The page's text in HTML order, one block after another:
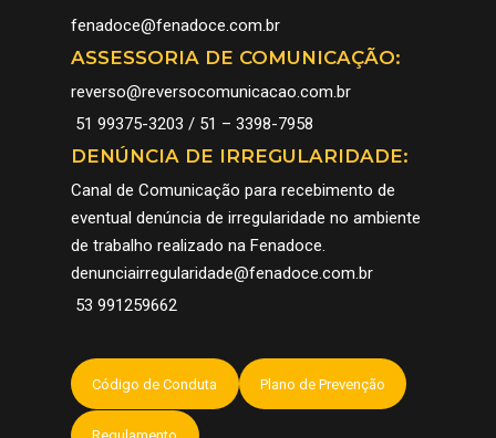
fenadoce@fenadoce.com.br
ASSESSORIA DE COMUNICAÇÃO:
reverso@reversocomunicacao.com.br
51 99375-3203 / 51 – 3398-7958
DENÚNCIA DE IRREGULARIDADE:
Canal de Comunicação para recebimento de
eventual denúncia de irregularidade no ambiente
de trabalho realizado na Fenadoce.
denunciairregularidade@fenadoce.com.br
53 991259662
Código de Conduta Plano de Prevenção